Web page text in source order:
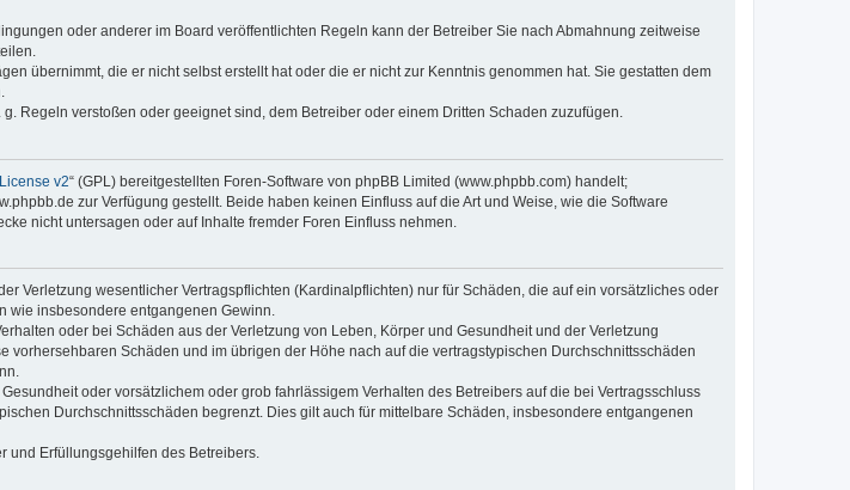
oder anderer im Board veröffentlichten Regeln kann der Betreiber Sie nach Abmahnung zeitweise
übernimmt, die er nicht selbst erstellt hat oder die er nicht zur Kenntnis genommen hat. Sie gestatten dem
Regeln verstoßen oder geeignet sind, dem Betreiber oder einem Dritten Schaden zuzufügen.
v2“ (GPL) bereitgestellten Foren-Software von phpBB Limited (www.phpbb.com) handelt;
zur Verfügung gestellt. Beide haben keinen Einfluss auf die Art und Weise, wie die Software
nicht untersagen oder auf Inhalte fremder Foren Einfluss nehmen.
Verletzung wesentlicher Vertragspflichten (Kardinalpflichten) nur für Schäden, die auf ein vorsätzliches oder
wie insbesondere entgangenen Gewinn.
oder bei Schäden aus der Verletzung von Leben, Körper und Gesundheit und der Verletzung
Schäden und im übrigen der Höhe nach auf die vertragstypischen Durchschnittsschäden
oder vorsätzlichem oder grob fahrlässigem Verhalten des Betreibers auf die bei Vertragsschluss
Durchschnittsschäden begrenzt. Dies gilt auch für mittelbare Schäden, insbesondere entgangenen
und Erfüllungsgehilfen des Betreibers.